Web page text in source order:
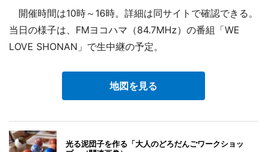
開催時間は10時～16時。詳細は同サイトで確認できる。
当日の様子は、FMヨコハマ（84.7MHz）の番組「WE
LOVE SHONAN」で生中継の予定。
地図を見る
光る泥団子を作る「大人のどろだんごワークショッ